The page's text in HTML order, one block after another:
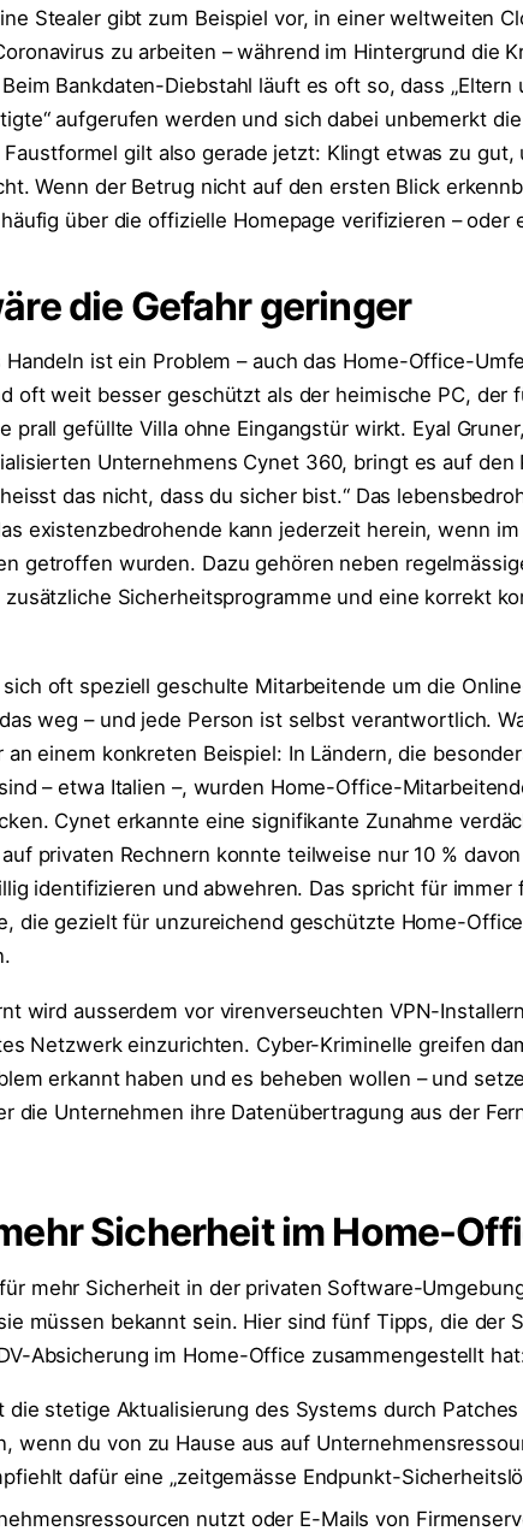
Stealer gibt zum Beispiel vor, in einer weltweiten
zu arbeiten – während im Hintergrund die
Bankdaten-Diebstahl läuft es oft so, dass „Eltern
aufgerufen werden und sich dabei unbemerkt
gilt also gerade jetzt: Klingt etwas zu gut,
Wenn der Betrug nicht auf den ersten Blick
über die offizielle Homepage verifizieren – oder
die Gefahr geringer
ist ein Problem – auch das Home-Office-
oft weit besser geschützt als der heimische PC, der
prall gefüllte Villa ohne Eingangstür wirkt. Eyal
Unternehmens Cynet 360, bringt es auf den
das nicht, dass du sicher bist.“ Das
existenzbedrohende kann jederzeit herein, wenn
getroffen wurden. Dazu gehören neben
zusätzliche Sicherheitsprogramme und eine korrekt
oft speziell geschulte Mitarbeitende um die
weg – und jede Person ist selbst verantwortlich.
an einem konkreten Beispiel: In Ländern, die
– etwa Italien –, wurden Home-Office-
Cynet erkannte eine signifikante Zunahme
privaten Rechnern konnte teilweise nur 10 %
identifizieren und abwehren. Das spricht für
die gezielt für unzureichend geschützte Home-
wird ausserdem vor virenverseuchten VPN-
Netzwerk einzurichten. Cyber-Kriminelle greifen
erkannt haben und es beheben wollen – und
die Unternehmen ihre Datenübertragung aus der
Sicherheit im Home-
mehr Sicherheit in der privaten Software-
müssen bekannt sein. Hier sind fünf Tipps, die der
Absicherung im Home-Office zusammengestellt
die stetige Aktualisierung des Systems durch
wenn du von zu Hause aus auf
dafür eine „zeitgemässe Endpunkt-
nutzt oder E-Mails von